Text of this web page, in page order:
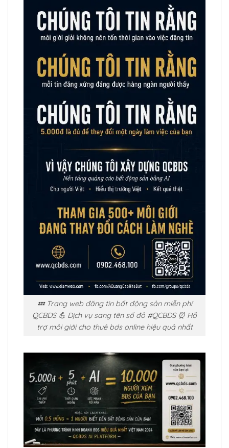
💤 Trang web đăng tin bất động sản miễn phí
QCBDS 💪 Dịch vụ sang tên sổ đỏ #QCBDS ⏰ Hỗ
trợ môi giới cho thuê bds online hiệu quả nhất